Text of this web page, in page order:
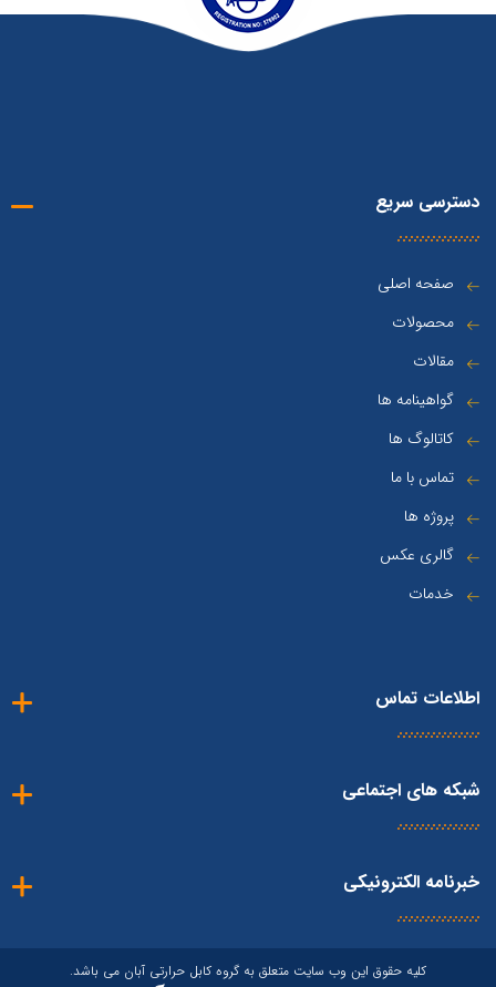
دسترسی سریع
صفحه اصلی
محصولات
مقالات
گواهینامه ها
کاتالوگ ها
تماس با ما
پروژه ها
گالری عکس
خدمات
اطلاعات تماس
شبکه های اجتماعی
خبرنامه الکترونیکی
کلیه حقوق این وب سایت متعلق به گروه کابل حرارتی آبان می باشد.